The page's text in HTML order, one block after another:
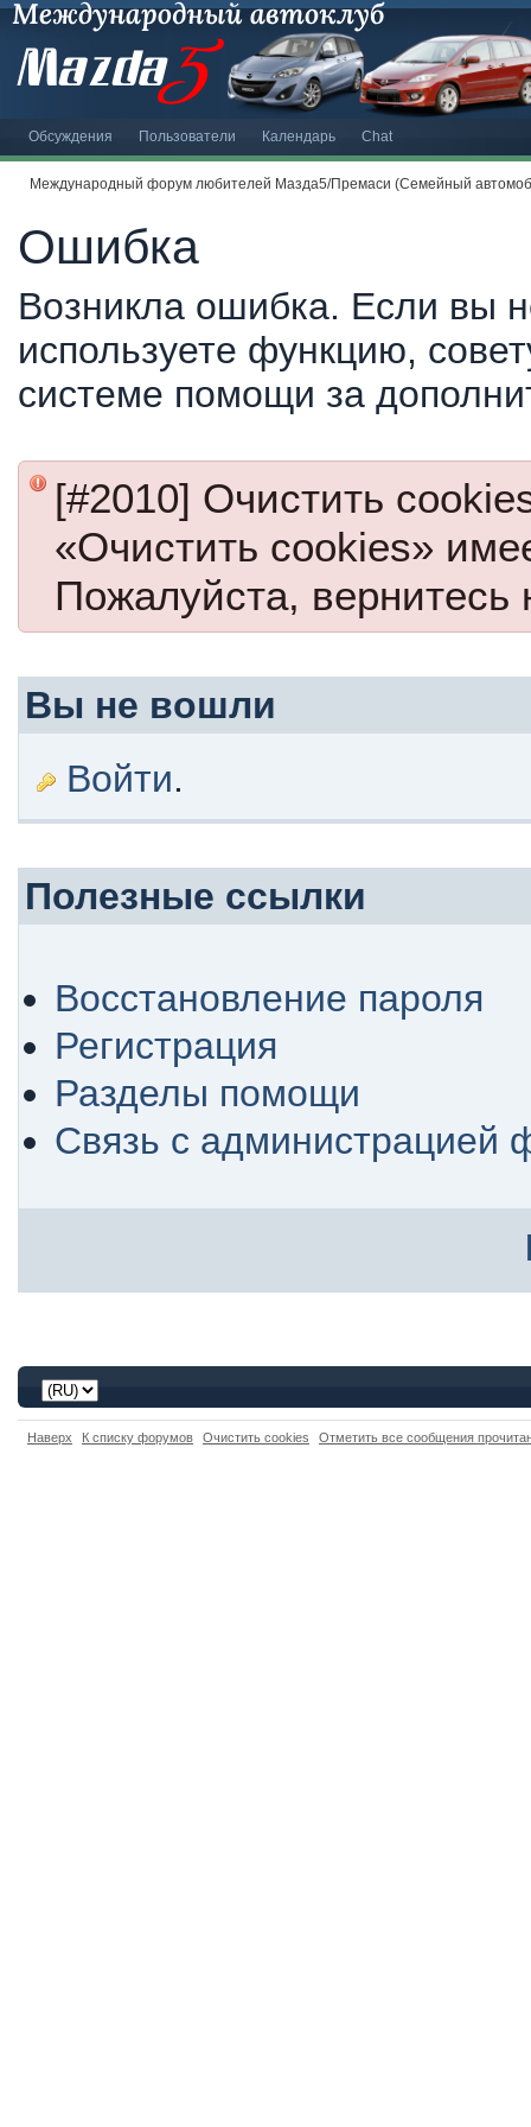
Обсуждения Пользователи Календарь Chat
Международный форум любителей Мазда5/Премаси (Семейный
Ошибка
Возникла ошибка. Если вы
используете функцию,
системе помощи за
[#2010] Очистить
«Очистить cookies»
Пожалуйста, вернитесь
Вы не вошли
Войти.
Полезные ссылки
Восстановление пароля
Регистрация
Разделы помощи
Связь с администрацией
Наверх К списку форумов Очистить cookies Отметить все сообщения